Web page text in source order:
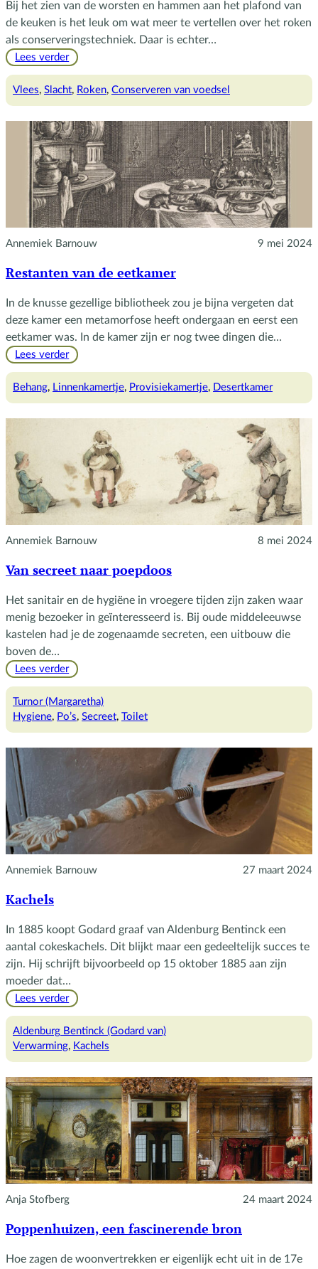
Bij het zien van de worsten en hammen aan het plafond van
de keuken is het leuk om wat meer te vertellen over het roken
als conserveringstechniek. Daar is echter…
Lees verder:
om
Vlees, Slacht, Roken, Conserveren van voedsel
Annemiek Barnouw 9 mei 2024
Restanten van de eetkamer
In de knusse gezellige bibliotheek zou je bijna vergeten dat
deze kamer een metamorfose heeft ondergaan en eerst een
eetkamer was. In de kamer zijn er nog twee dingen die…
Lees verder:
van
Behang, Linnenkamertje, Provisiekamertje, Desertkamer
Annemiek Barnouw 8 mei 2024
Van secreet naar poepdoos
Het sanitair en de hygiëne in vroegere tijden zijn zaken waar
menig bezoeker in geïnteresseerd is. Bij oude middeleeuwse
kastelen had je de zogenaamde secreten, een uitbouw die
boven de…
Lees verder:
secreet
naar
Turnor (Margaretha)
Hygiene, Po’s, Secreet, Toilet
Annemiek Barnouw 27 maart 2024
Kachels
In 1885 koopt Godard graaf van Aldenburg Bentinck een
aantal cokeskachels. Dit blijkt maar een gedeeltelijk succes te
zijn. Hij schrijft bijvoorbeeld op 15 oktober 1885 aan zijn
moeder dat…
Lees verder:
Aldenburg Bentinck (Godard van)
Verwarming, Kachels
Anja Stofberg 24 maart 2024
Poppenhuizen, een fascinerende bron
Hoe zagen de woonvertrekken er eigenlijk echt uit in de 17e